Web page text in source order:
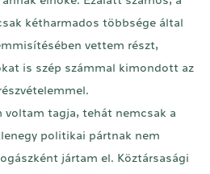
kétharmados többsége által
vettem részt,
is szép számmal kimondott az
voltam tagja, tehát nemcsak a
politikai pártnak nem
jártam el. Köztársasági